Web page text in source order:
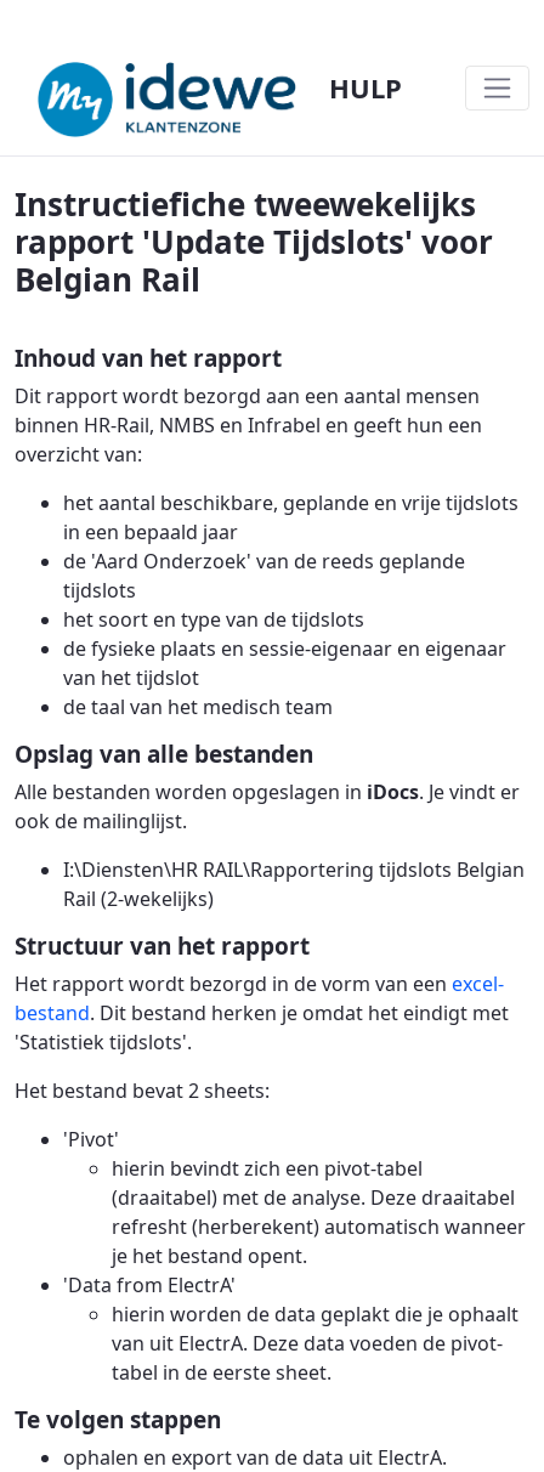
HULP
INSTRUCTIEFICHE 2-WEKELIJKS
Instructiefiche tweewekelijks
rapport 'Update Tijdslots' voor
Belgian Rail
Inhoud van het rapport
Dit rapport wordt bezorgd aan een aantal mensen
binnen HR-Rail, NMBS en Infrabel en geeft hun een
overzicht van:
het aantal beschikbare, geplande en vrije tijdslots
in een bepaald jaar
de 'Aard Onderzoek' van de reeds geplande
tijdslots
het soort en type van de tijdslots
de fysieke plaats en sessie-eigenaar en eigenaar
van het tijdslot
de taal van het medisch team
Opslag van alle bestanden
Alle bestanden worden opgeslagen in iDocs. Je vindt er
ook de mailinglijst.
I:\Diensten\HR RAIL\Rapportering tijdslots Belgian
Rail (2-wekelijks)
Structuur van het rapport
Het rapport wordt bezorgd in de vorm van een excel-
bestand. Dit bestand herken je omdat het eindigt met
'Statistiek tijdslots'.
Het bestand bevat 2 sheets:
'Pivot'
hierin bevindt zich een pivot-tabel
(draaitabel) met de analyse. Deze draaitabel
refresht (herberekent) automatisch wanneer
je het bestand opent.
'Data from ElectrA'
hierin worden de data geplakt die je ophaalt
van uit ElectrA. Deze data voeden de pivot-
tabel in de eerste sheet.
Te volgen stappen
ophalen en export van de data uit ElectrA.